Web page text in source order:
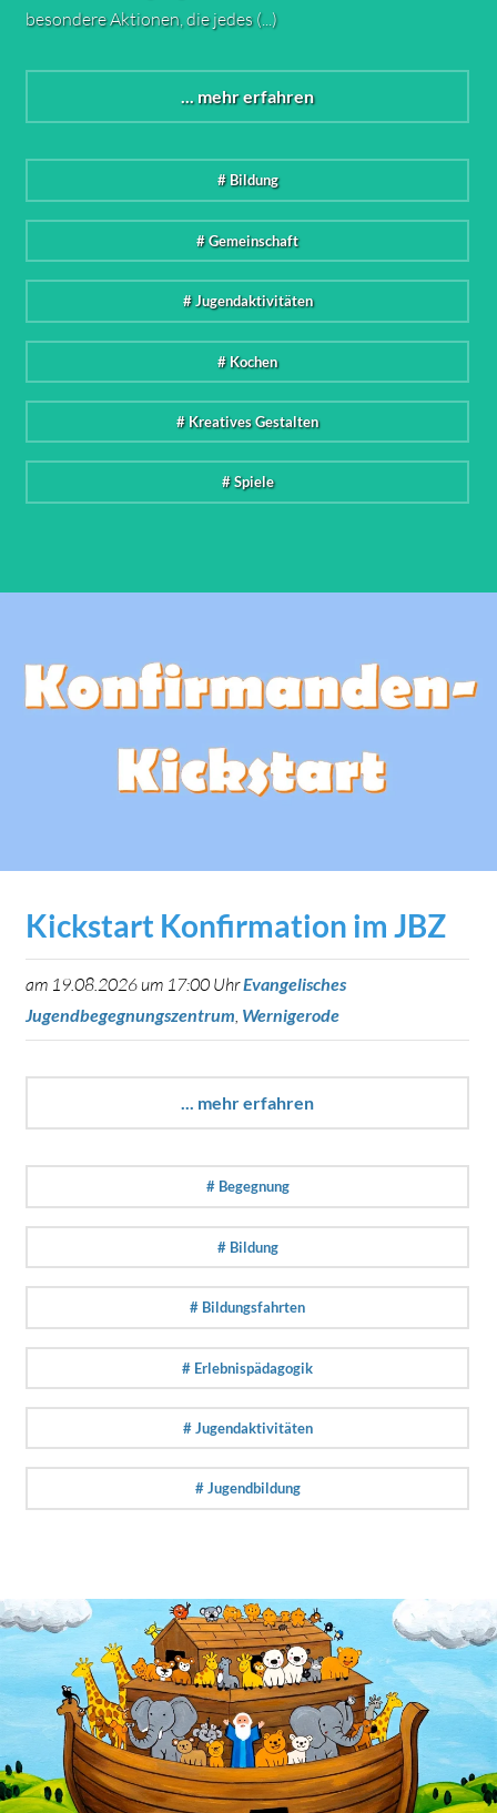
besondere Aktionen, die jedes (...)
... mehr erfahren
# Bildung
# Gemeinschaft
# Jugendaktivitäten
# Kochen
# Kreatives Gestalten
# Spiele
Kickstart Konfirmation im JBZ
am 19.08.2026 um 17:00 UhrEvangelisches
Jugendbegegnungszentrum, Wernigerode
... mehr erfahren
# Begegnung
# Bildung
# Bildungsfahrten
# Erlebnispädagogik
# Jugendaktivitäten
# Jugendbildung